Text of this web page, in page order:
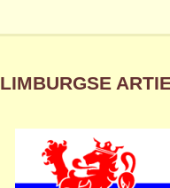
LIMBURGSE